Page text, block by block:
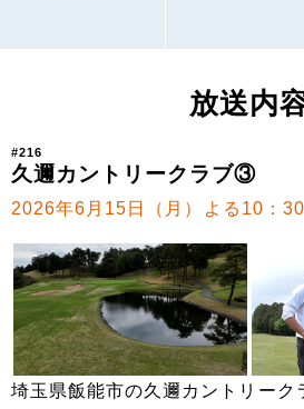
放送内
#216
久邇カントリークラブ③
2026年6月15日（月）よる10：
埼玉県飯能市の久邇カントリーク